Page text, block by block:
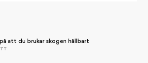
att du brukar skogen hållbart